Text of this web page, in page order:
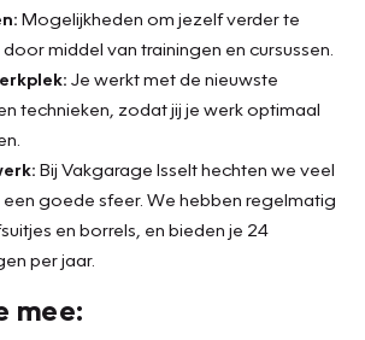
Mogelijkheden om jezelf verder te
middel van trainingen en cursussen.
Je werkt met de nieuwste
technieken, zodat jij je werk optimaal
Bij Vakgarage Isselt hechten we veel
goede sfeer. We hebben regelmatig
en borrels, en bieden je 24
per jaar.
mee: